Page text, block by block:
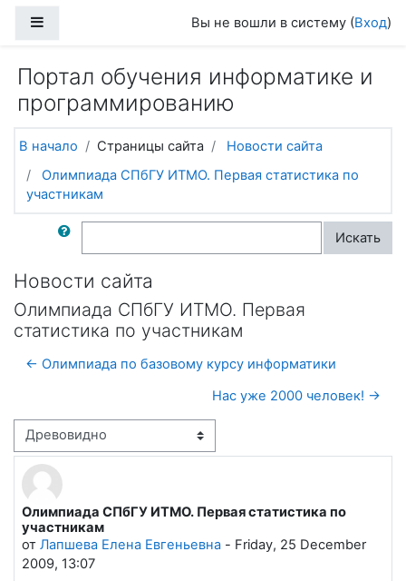
Вы не вошли в систему (Вход)
Портал обучения информатике и
программированию
В начало Страницы сайта
Новости сайта
Олимпиада СПбГУ ИТМО. Первая статистика по
участникам
Поиск по форумам Искать
Новости сайта
Олимпиада СПбГУ ИТМО. Первая
статистика по участникам
← Олимпиада по базовому курсу информатики
Нас уже 2000 человек! →
Режим отображения
Олимпиада СПбГУ ИТМО. Первая статистика по
участникам
от Лапшева Елена Евгеньевна - Friday, 25 December
2009, 13:07
Количество ответов: 0